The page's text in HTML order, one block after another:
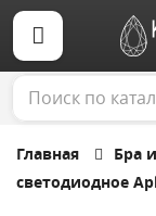
Главная Бра
светодиодное